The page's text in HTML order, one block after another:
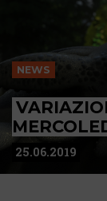
NEWS
25.06.2019